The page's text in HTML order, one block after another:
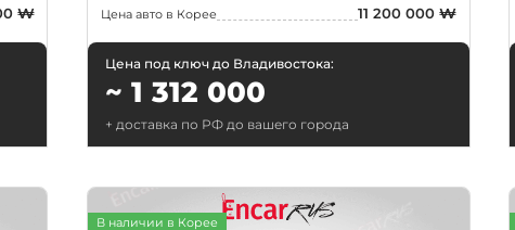
₩ Цена авто в Корее 11 200 000 ₩
Цена под ключ до Владивостока:
~ 1 312 000
+ доставка по РФ до вашего города
В наличии в Корее